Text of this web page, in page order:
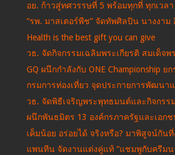
อย. ก้าวสู่ทศวรรษที่ 5 พร้อมทุกที่ ทุกเวลา
“รพ. มาสเตอร์พีช” จัดทัพศิลปิน นางงาม
Health is the best gift you can give
วธ. จัดกิจกรรมเฉลิมพระเกียรติ สมเด็จพ
GQ ผนึกกำลังกับ ONE Championship ยก
กรมการท่องเที่ยว จุดประกายการพัฒนาแ
วธ. จัดพิธีเจริญพระพุทธมนต์และกิจกรร
ผนึกพันธมิตร 13 องค์กรภาครัฐและเอกช
เค็มน้อย อร่อยได้ จริงหรือ? มาพิสูจน์กัน
แพนทีน จัดงานแต่งคู่แท้ “แชมพูกับครีมน